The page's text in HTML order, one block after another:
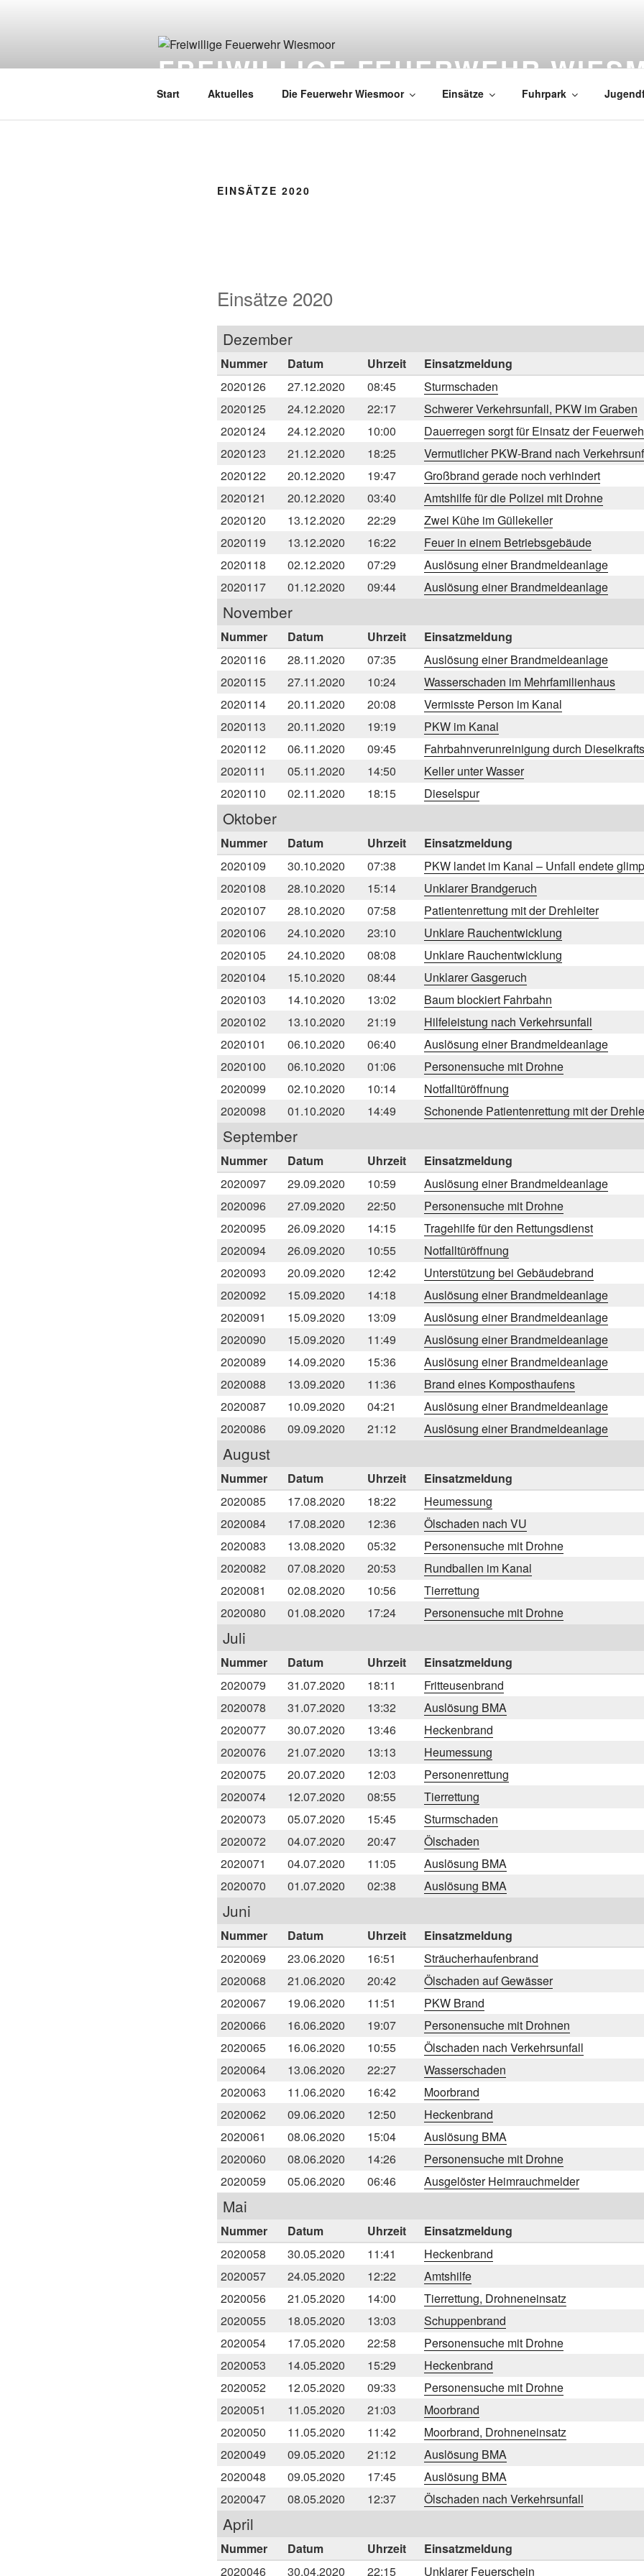
FREIWILLIGE FEUERWEHR
Start Aktuelles Die Feuerwehr Wiesmoor Einsätze Fuhrpark
EINSÄTZE 2020
Einsätze 2020
Dezember
Nummer Datum Uhrzeit
Einsatzmeldung
2020126
27.12.2020 08:45
Sturmschaden
2020125
24.12.2020 22:17
Schwerer Verkehrsunfall, PKW im Graben
2020124
24.12.2020 10:00
Dauerregen sorgt für Einsatz der
2020123
21.12.2020 18:25
Vermutlicher PKW-Brand nach
2020122
20.12.2020 19:47
Großbrand gerade noch verhindert
2020121
20.12.2020 03:40
Amtshilfe für die Polizei mit Drohne
2020120
13.12.2020 22:29
Zwei Kühe im Güllekeller
2020119
13.12.2020 16:22
Feuer in einem Betriebsgebäude
2020118
02.12.2020 07:29
Auslösung einer Brandmeldeanlage
2020117
01.12.2020 09:44 Auslösung einer Brandmeldeanlage
November
Nummer Datum Uhrzeit
Einsatzmeldung
2020116
28.11.2020 07:35
Auslösung einer Brandmeldeanlage
2020115
27.11.2020 10:24
Wasserschaden im Mehrfamilienhaus
2020114
20.11.2020 20:08
Vermisste Person im Kanal
2020113
20.11.2020 19:19
PKW im Kanal
2020112
06.11.2020 09:45
Fahrbahnverunreinigung durch
2020111
05.11.2020 14:50
Keller unter Wasser
2020110
02.11.2020 18:15 Dieselspur
Oktober
Nummer Datum Uhrzeit
Einsatzmeldung
2020109
30.10.2020 07:38
PKW landet im Kanal – Unfall endete
2020108
28.10.2020 15:14
Unklarer Brandgeruch
2020107
28.10.2020 07:58
Patientenrettung mit der Drehleiter
2020106
24.10.2020 23:10
Unklare Rauchentwicklung
2020105
24.10.2020 08:08
Unklare Rauchentwicklung
2020104
15.10.2020 08:44
Unklarer Gasgeruch
2020103
14.10.2020 13:02
Baum blockiert Fahrbahn
2020102
13.10.2020 21:19
Hilfeleistung nach Verkehrsunfall
2020101
06.10.2020 06:40
Auslösung einer Brandmeldeanlage
2020100
06.10.2020 01:06
Personensuche mit Drohne
2020099
02.10.2020 10:14
Notfalltüröffnung
2020098
01.10.2020 14:49 Schonende Patientenrettung mit der
September
Nummer Datum Uhrzeit
Einsatzmeldung
2020097
29.09.2020 10:59
Auslösung einer Brandmeldeanlage
2020096
27.09.2020 22:50
Personensuche mit Drohne
2020095
26.09.2020 14:15
Tragehilfe für den Rettungsdienst
2020094
26.09.2020 10:55
Notfalltüröffnung
2020093
20.09.2020 12:42
Unterstützung bei Gebäudebrand
2020092
15.09.2020 14:18
Auslösung einer Brandmeldeanlage
2020091
15.09.2020 13:09
Auslösung einer Brandmeldeanlage
2020090
15.09.2020 11:49
Auslösung einer Brandmeldeanlage
2020089
14.09.2020 15:36
Auslösung einer Brandmeldeanlage
2020088
13.09.2020 11:36
Brand eines Komposthaufens
2020087
10.09.2020 04:21
Auslösung einer Brandmeldeanlage
2020086
09.09.2020 21:12 Auslösung einer Brandmeldeanlage
August
Nummer Datum Uhrzeit
Einsatzmeldung
2020085
17.08.2020 18:22
Heumessung
2020084
17.08.2020 12:36
Ölschaden nach VU
2020083
13.08.2020 05:32
Personensuche mit Drohne
2020082
07.08.2020 20:53
Rundballen im Kanal
2020081
02.08.2020 10:56
Tierrettung
2020080
01.08.2020 17:24 Personensuche mit Drohne
Juli
Nummer Datum Uhrzeit
Einsatzmeldung
2020079
31.07.2020 18:11
Fritteusenbrand
2020078
31.07.2020 13:32
Auslösung BMA
2020077
30.07.2020 13:46
Heckenbrand
2020076
21.07.2020 13:13
Heumessung
2020075
20.07.2020 12:03
Personenrettung
2020074
12.07.2020 08:55
Tierrettung
2020073
05.07.2020 15:45
Sturmschaden
2020072
04.07.2020 20:47
Ölschaden
2020071
04.07.2020 11:05
Auslösung BMA
2020070
01.07.2020 02:38 Auslösung BMA
Juni
Nummer Datum Uhrzeit
Einsatzmeldung
2020069
23.06.2020 16:51
Sträucherhaufenbrand
2020068
21.06.2020 20:42
Ölschaden auf Gewässer
2020067
19.06.2020 11:51
PKW Brand
2020066
16.06.2020 19:07
Personensuche mit Drohnen
2020065
16.06.2020 10:55
Ölschaden nach Verkehrsunfall
2020064
13.06.2020 22:27
Wasserschaden
2020063
11.06.2020 16:42
Moorbrand
2020062
09.06.2020 12:50
Heckenbrand
2020061
08.06.2020 15:04
Auslösung BMA
2020060
08.06.2020 14:26
Personensuche mit Drohne
2020059
05.06.2020 06:46 Ausgelöster Heimrauchmelder
Mai
Nummer Datum Uhrzeit
Einsatzmeldung
2020058
30.05.2020 11:41
Heckenbrand
2020057
24.05.2020 12:22
Amtshilfe
2020056
21.05.2020 14:00
Tierrettung, Drohneneinsatz
2020055
18.05.2020 13:03
Schuppenbrand
2020054
17.05.2020 22:58
Personensuche mit Drohne
2020053
14.05.2020 15:29
Heckenbrand
2020052
12.05.2020 09:33
Personensuche mit Drohne
2020051
11.05.2020 21:03
Moorbrand
2020050
11.05.2020 11:42
Moorbrand, Drohneneinsatz
2020049
09.05.2020 21:12
Auslösung BMA
2020048
09.05.2020 17:45
Auslösung BMA
2020047
08.05.2020 12:37 Ölschaden nach Verkehrsunfall
April
Nummer Datum Uhrzeit
Einsatzmeldung
2020046
30.04.2020 22:15 Unklarer Feuerschein